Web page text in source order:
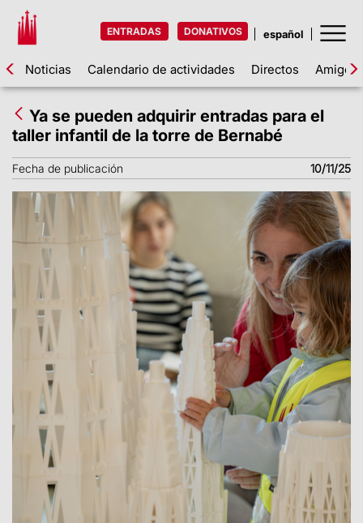
ENTRADAS DONATIVOS
Noticias Calendario de actividades Directos Amigos
Ya se pueden adquirir entradas para el
taller infantil de la torre de Bernabé
Fecha de publicación 10/11/25